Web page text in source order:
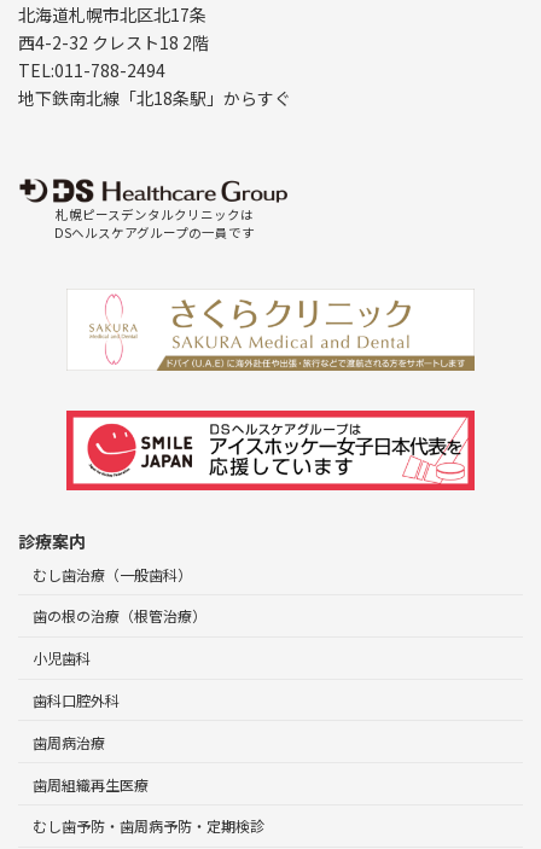
北海道札幌市北区北17条
西4-2-32 クレスト18 2階
TEL:011-788-2494
地下鉄南北線「北18条駅」からすぐ
札幌ピースデンタルクリニックは
DSヘルスケアグループの一員です
診療案内
むし歯治療（一般歯科）
歯の根の治療（根管治療）
小児歯科
歯科口腔外科
歯周病治療
歯周組織再生医療
むし歯予防・歯周病予防・定期検診